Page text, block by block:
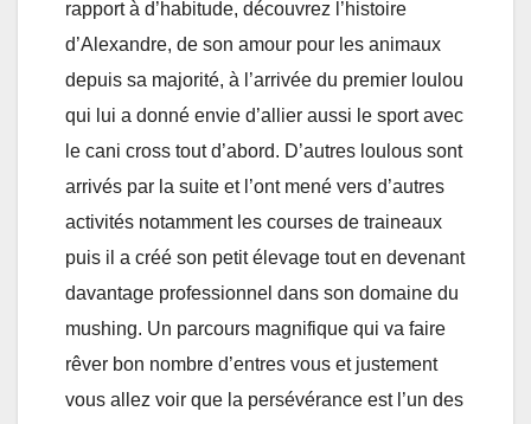
rapport à d’habitude, découvrez l’histoire
d’Alexandre, de son amour pour les animaux
depuis sa majorité, à l’arrivée du premier loulou
qui lui a donné envie d’allier aussi le sport avec
le cani cross tout d’abord. D’autres loulous sont
arrivés par la suite et l’ont mené vers d’autres
activités notamment les courses de traineaux
puis il a créé son petit élevage tout en devenant
davantage professionnel dans son domaine du
mushing. Un parcours magnifique qui va faire
rêver bon nombre d’entres vous et justement
vous allez voir que la persévérance est l’un des